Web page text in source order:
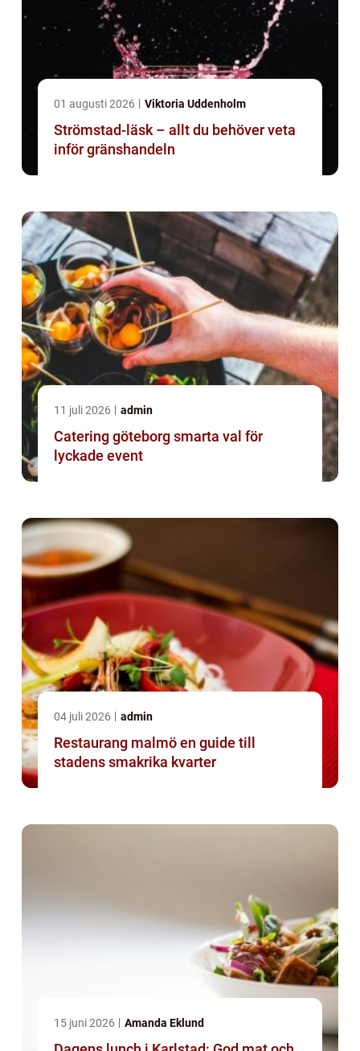
01 augusti 2026 Viktoria Uddenholm
Strömstad-läsk – allt du behöver veta
inför gränshandeln
11 juli 2026 admin
Catering göteborg smarta val för
lyckade event
04 juli 2026 admin
Restaurang malmö en guide till
stadens smakrika kvarter
15 juni 2026 Amanda Eklund